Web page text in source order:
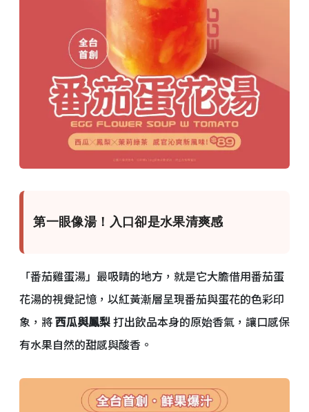
第一眼像湯！入口卻是水果清爽感
「番茄雞蛋湯」最吸睛的地方，就是它大膽借用番茄蛋
花湯的視覺記憶，以紅黃漸層呈現番茄與蛋花的色彩印
象，將西瓜與鳳梨打出飲品本身的原始香氣，讓口感保
有水果自然的甜感與酸香。